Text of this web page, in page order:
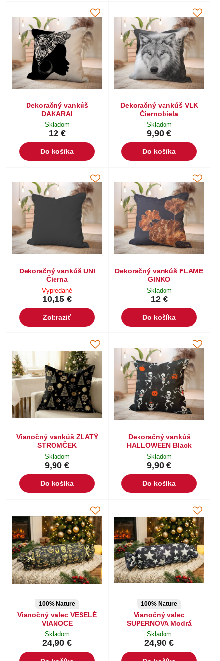
Dekoračný vankúš
DAKARAI
Skladom
12 €
Do košíka
Dekoračný vankúš VLK
Čiernobiela
Skladom
9,90 €
Do košíka
Dekoračný vankúš UNI
Čierna
Vypredané
10,15 €
Zobraziť
Dekoračný vankúš FLAME
GINKO
Skladom
12 €
Do košíka
Vianočný vankúš ZLATÝ
STROMČEK
Skladom
9,90 €
Do košíka
Dekoračný vankúš
HALLOWEEN Black
Skladom
9,90 €
Do košíka
100% Nature
Vianočný valec VESELÉ
VIANOCE
Skladom
24,90 €
100% Nature
Vianočný valec
SUPERNOVA Modrá
Skladom
24,90 €